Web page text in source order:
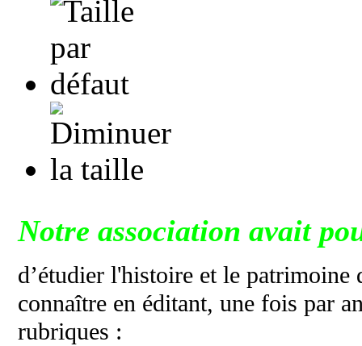
Notre association avait
d’étudier l'histoire et le
connaître en éditant, une fois par
rubriques :